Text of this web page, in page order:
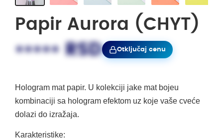
Papir Aurora (CHYT)
••••• RSD Otključaj cenu
Hologram mat papir. U kolekciji jake mat bojeu
kombinaciji sa hologram efektom uz koje vaše cveće
dolazi do izražaja.
Karakteristike: